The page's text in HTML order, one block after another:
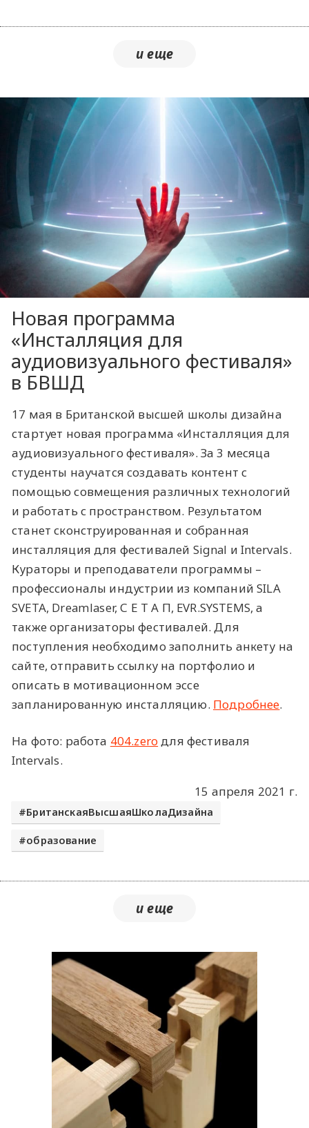
Новая программа
«Инсталляция для
аудиовизуального фестиваля»
в БВШД
17 мая в Британской высшей школы дизайна
стартует новая программа «Инсталляция для
аудиовизуального фестиваля». За 3 месяца
студенты научатся создавать контент с
помощью совмещения различных технологий
и работать с пространством. Результатом
станет сконструированная и собранная
инсталляция для фестивалей Signal и Intervals.
Кураторы и преподаватели программы –
профессионалы индустрии из компаний SILA
SVETA, Dreamlaser, С Е Т А П, EVR.SYSTEMS, а
также организаторы фестивалей. Для
поступления необходимо заполнить анкету на
сайте, отправить ссылку на портфолио и
описать в мотивационном эссе
запланированную инсталляцию. Подробнее.
На фото: работа 404.zero для фестиваля
Intervals.
15 апреля 2021 г.
БританскаяВысшаяШколаДизайна
образование